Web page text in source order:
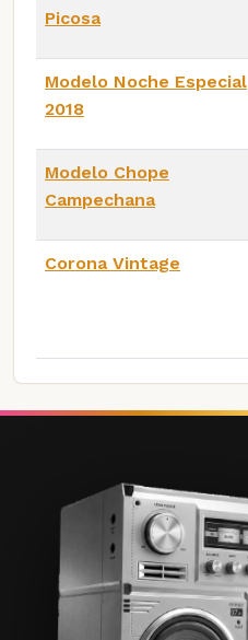
Picosa
Modelo Noche Especial
2018
Modelo Chope
Campechana
Corona Vintage